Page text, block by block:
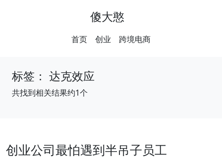
傻大憨
首页 创业 跨境电商
标签： 达克效应
共找到相关结果约1个
创业公司最怕遇到半吊子员工